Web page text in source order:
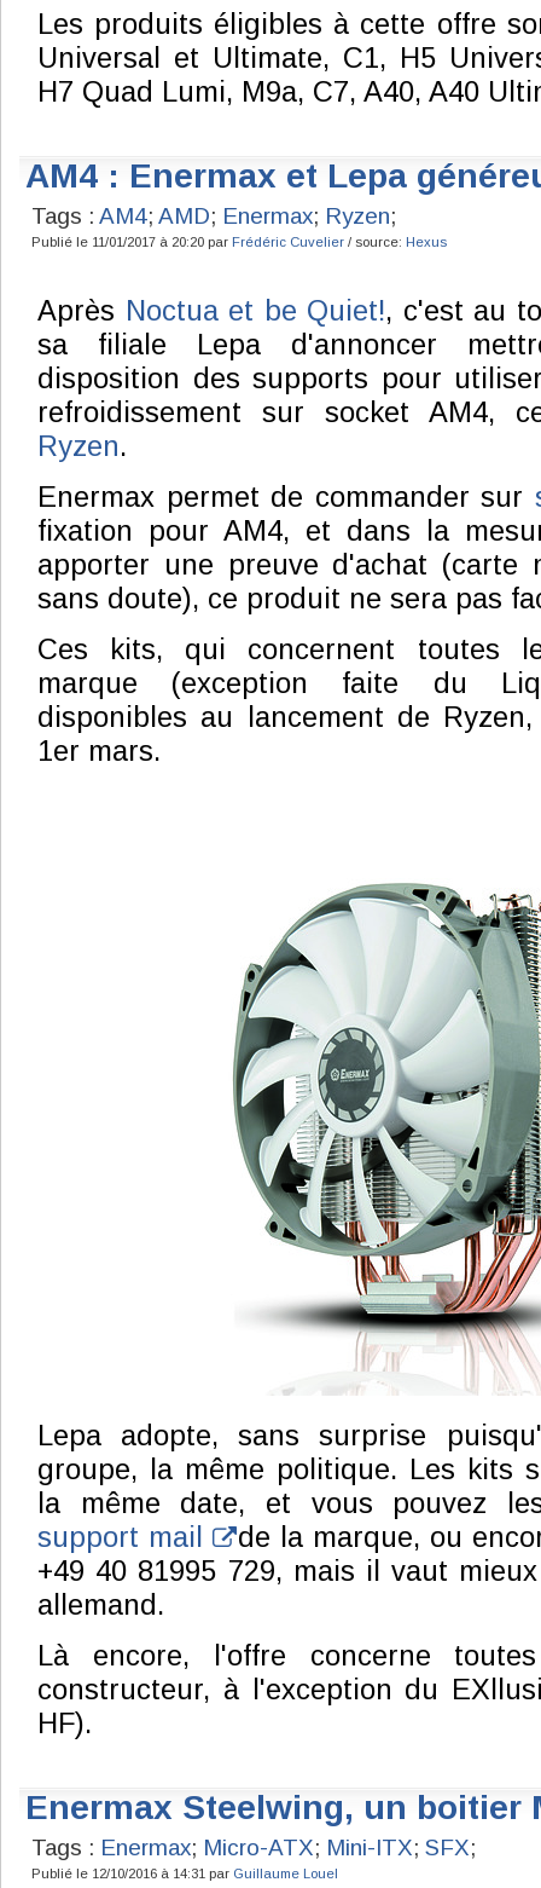
Les produits éligibles à cette offre
Universal et Ultimate, C1, H5
H7 Quad Lumi, M9a, C7, A40, A40
AM4 : Enermax et Lepa
Tags : AM4; AMD; Enermax; Ryzen;
Publié le 11/01/2017 à 20:20 par Frédéric Cuvelier / source: Hexus
Après Noctua et be Quiet!, c'est au
sa filiale Lepa d'annoncer
disposition des supports pour
refroidissement sur socket AM4,
Ryzen.
Enermax permet de commander sur
fixation pour AM4, et dans la
apporter une preuve d'achat (carte
sans doute), ce produit ne sera pas
Ces kits, qui concernent toutes
marque (exception faite du
disponibles au lancement de
1er mars.
Lepa adopte, sans surprise
groupe, la même politique. Les kits
la même date, et vous pouvez
support mail de la marque, ou
+49 40 81995 729, mais il vaut
allemand.
Là encore, l'offre concerne
constructeur, à l'exception du
HF).
Enermax Steelwing, un boitier
Tags : Enermax; Micro-ATX; Mini-ITX; SFX;
Publié le 12/10/2016 à 14:31 par Guillaume Louel